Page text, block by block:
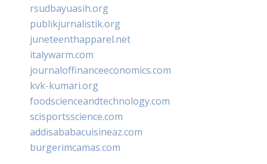
rsudbayuasih.org
publikjurnalistik.org
juneteenthapparel.net
italywarm.com
journaloffinanceeconomics.com
kvk-kumari.org
foodscienceandtechnology.com
scisportsscience.com
addisababacuisineaz.com
burgerimcamas.com